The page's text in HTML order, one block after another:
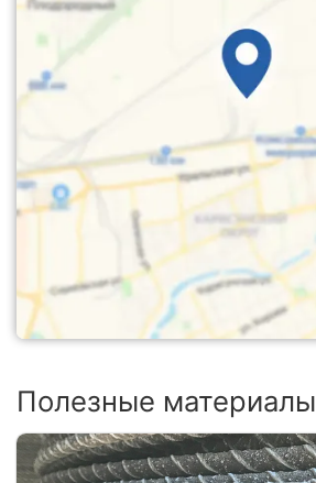
Полезные материалы